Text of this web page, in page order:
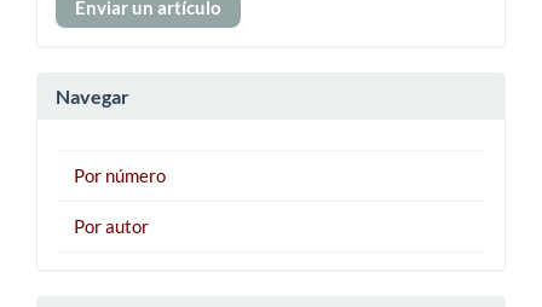
un
Enviar un artículo
Navegar
Por número
Por autor